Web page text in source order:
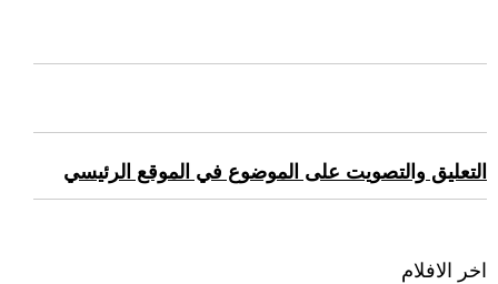
التعليق والتصويت على الموضوع في الموقع الرئيسي
اخر الافلام